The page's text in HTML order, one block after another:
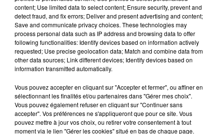
TITRES DIFFUSÉS
18h04
18h04 18h01
18h01
content; Use limited data to select content; Ensure security, prevent and
detect fraud, and fix errors; Deliver and present advertising and content;
Save and communicate privacy choices. These technologies may
process personal data such as IP address and browsing data to offer
following functionalities: Identify devices based on information actively
requested; Use precise geolocation data; Match and combine data from
other data sources; Link different devices; Identify devices based on
information transmitted automatically.
Vous pouvez accepter en cliquant sur "Accepter et fermer", ou affiner en
sélectionnant les finalités et/ou partenaires dans "Gérer mes choix".
Vous pouvez également refuser en cliquant sur "Continuer sans
accepter". Vos préférences ne s'appliqueront que pour ce site. Vous
pouvez mettre à jour vos choix, ou retirer votre consentement à tout
moment via le lien "Gérer les cookies" situé en bas de chaque page.